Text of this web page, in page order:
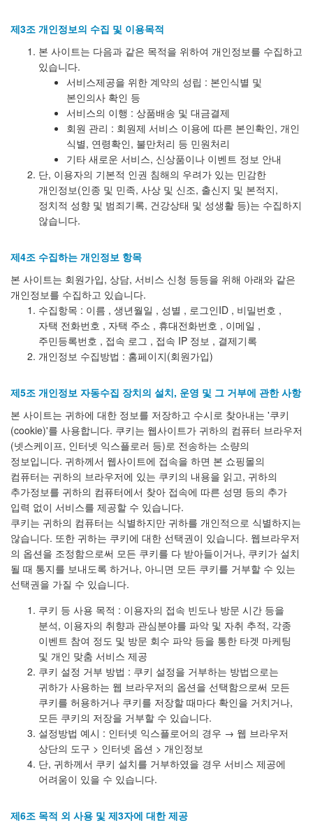
제3조 개인정보의 수집 및 이용목적
본 사이트는 다음과 같은 목적을 위하여 개인정보를 수집하고
있습니다.
서비스제공을 위한 계약의 성립 : 본인식별 및
본인의사 확인 등
서비스의 이행 : 상품배송 및 대금결제
회원 관리 : 회원제 서비스 이용에 따른 본인확인, 개인
식별, 연령확인, 불만처리 등 민원처리
기타 새로운 서비스, 신상품이나 이벤트 정보 안내
단, 이용자의 기본적 인권 침해의 우려가 있는 민감한
개인정보(인종 및 민족, 사상 및 신조, 출신지 및 본적지,
정치적 성향 및 범죄기록, 건강상태 및 성생활 등)는 수집하지
않습니다.
제4조 수집하는 개인정보 항목
본 사이트는 회원가입, 상담, 서비스 신청 등등을 위해 아래와 같은
개인정보를 수집하고 있습니다.
수집항목 : 이름 , 생년월일 , 성별 , 로그인ID , 비밀번호 ,
자택 전화번호 , 자택 주소 , 휴대전화번호 , 이메일 ,
주민등록번호 , 접속 로그 , 접속 IP 정보 , 결제기록
개인정보 수집방법 : 홈페이지(회원가입)
제5조 개인정보 자동수집 장치의 설치, 운영 및 그 거부에 관한 사항
본 사이트는 귀하에 대한 정보를 저장하고 수시로 찾아내는 '쿠키
(cookie)'를 사용합니다. 쿠키는 웹사이트가 귀하의 컴퓨터 브라우저
(넷스케이프, 인터넷 익스플로러 등)로 전송하는 소량의
정보입니다. 귀하께서 웹사이트에 접속을 하면 본 쇼핑몰의
컴퓨터는 귀하의 브라우저에 있는 쿠키의 내용을 읽고, 귀하의
추가정보를 귀하의 컴퓨터에서 찾아 접속에 따른 성명 등의 추가
입력 없이 서비스를 제공할 수 있습니다.
쿠키는 귀하의 컴퓨터는 식별하지만 귀하를 개인적으로 식별하지는
않습니다. 또한 귀하는 쿠키에 대한 선택권이 있습니다. 웹브라우저
의 옵션을 조정함으로써 모든 쿠키를 다 받아들이거나, 쿠키가 설치
될 때 통지를 보내도록 하거나, 아니면 모든 쿠키를 거부할 수 있는
선택권을 가질 수 있습니다.
쿠키 등 사용 목적 : 이용자의 접속 빈도나 방문 시간 등을
분석, 이용자의 취향과 관심분야를 파악 및 자취 추적, 각종
이벤트 참여 정도 및 방문 회수 파악 등을 통한 타겟 마케팅
및 개인 맞춤 서비스 제공
쿠키 설정 거부 방법 : 쿠키 설정을 거부하는 방법으로는
귀하가 사용하는 웹 브라우저의 옵션을 선택함으로써 모든
쿠키를 허용하거나 쿠키를 저장할 때마다 확인을 거치거나,
모든 쿠키의 저장을 거부할 수 있습니다.
설정방법 예시 : 인터넷 익스플로어의 경우 → 웹 브라우저
상단의 도구 > 인터넷 옵션 > 개인정보
단, 귀하께서 쿠키 설치를 거부하였을 경우 서비스 제공에
어려움이 있을 수 있습니다.
제6조 목적 외 사용 및 제3자에 대한 제공